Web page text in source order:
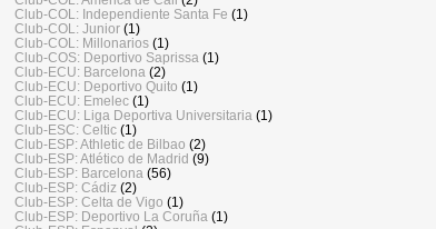
Club-COL: Independiente Santa Fe (1)
Club-COL: Junior (1)
Club-COL: Millonarios (1)
Club-COS: Deportivo Saprissa (1)
Club-ECU: Barcelona (2)
Club-ECU: Deportivo Quito (1)
Club-ECU: Emelec (1)
Club-ECU: Liga Deportiva Universitaria (1)
Club-ESC: Celtic (1)
Club-ESP: Athletic de Bilbao (2)
Club-ESP: Atlético de Madrid (9)
Club-ESP: Barcelona (56)
Club-ESP: Cádiz (2)
Club-ESP: Celta de Vigo (1)
Club-ESP: Deportivo La Coruña (1)